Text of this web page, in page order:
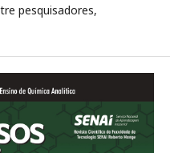
pesquisadores,